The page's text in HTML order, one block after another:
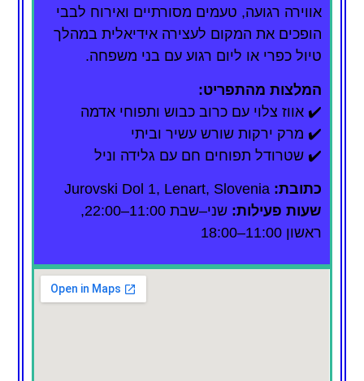
אווירה רגועה, טעמים מסורתיים ואירוח לבבי
הופכים את המקום לעצירה אידיאלית במהלך
טיול כפרי או ליום רגוע עם בני משפחה.
המלצות מהתפריט:
✔️ אווז צלוי עם כרוב כבוש ותפוחי אדמה
✔️ מרק ירקות שורש עשיר וביתי
✔️ שטרודל תפוחים חם עם גלידה וניל
כתובת: Jurovski Dol 1, Lenart, Slovenia
שעות פעילות:
שני–שבת 11:00–22:00,
ראשון 11:00–18:00